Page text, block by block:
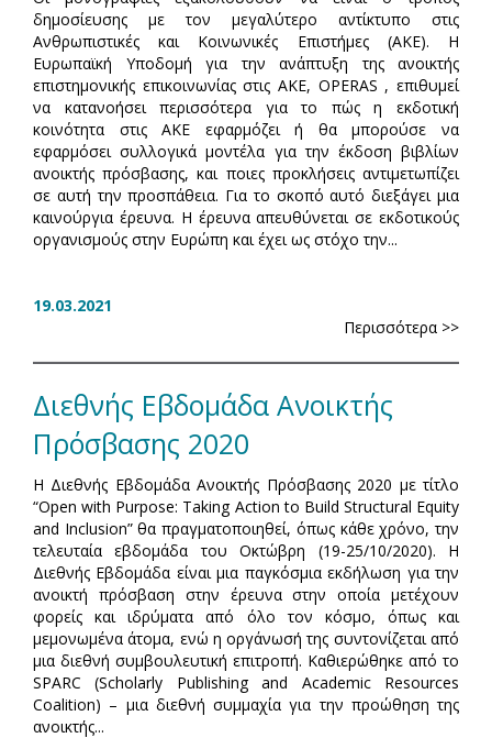
δημοσίευσης με τον μεγαλύτερο αντίκτυπο στις
Ανθρωπιστικές και Κοινωνικές Επιστήμες (ΑΚΕ). Η
Ευρωπαϊκή Υποδομή για την ανάπτυξη της ανοικτής
επιστημονικής επικοινωνίας στις ΑΚΕ, OPERAS , επιθυμεί
να κατανοήσει περισσότερα για το πώς η εκδοτική
κοινότητα στις ΑΚΕ εφαρμόζει ή θα μπορούσε να
εφαρμόσει συλλογικά μοντέλα για την έκδοση βιβλίων
ανοικτής πρόσβασης, και ποιες προκλήσεις αντιμετωπίζει
σε αυτή την προσπάθεια. Για το σκοπό αυτό διεξάγει μια
καινούργια έρευνα. Η έρευνα απευθύνεται σε εκδοτικούς
οργανισμούς στην Ευρώπη και έχει ως στόχο την...
19.03.2021
Περισσότερα >>
Διεθνής Εβδομάδα Ανοικτής
Πρόσβασης 2020
Η Διεθνής Εβδομάδα Ανοικτής Πρόσβασης 2020 με τίτλο
“Open with Purpose: Taking Action to Build Structural Equity
and Inclusion” θα πραγματοποιηθεί, όπως κάθε χρόνο, την
τελευταία εβδομάδα του Οκτώβρη (19-25/10/2020). Η
Διεθνής Εβδομάδα είναι μια παγκόσμια εκδήλωση για την
ανοικτή πρόσβαση στην έρευνα στην οποία μετέχουν
φορείς και ιδρύματα από όλο τον κόσμο, όπως και
μεμονωμένα άτομα, ενώ η οργάνωσή της συντονίζεται από
μια διεθνή συμβουλευτική επιτροπή. Καθιερώθηκε από το
SPARC (Scholarly Publishing and Academic Resources
Coalition) – μια διεθνή συμμαχία για την προώθηση της
ανοικτής...